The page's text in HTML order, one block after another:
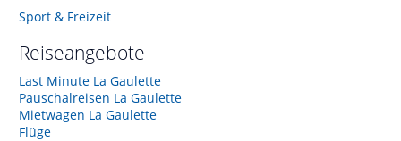
Sport & Freizeit
Reiseangebote
Last Minute La Gaulette
Pauschalreisen La Gaulette
Mietwagen La Gaulette
Flüge